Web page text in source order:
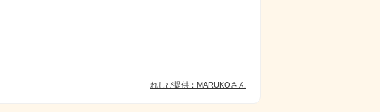
れしぴ提供：MARUKOさん